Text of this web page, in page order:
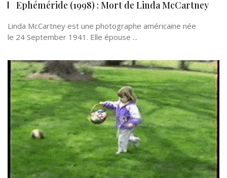
Ephéméride (1998) : Mort de Linda McCartney
Linda McCartney est une photographe américaine née
le 24 September 1941. Elle épouse ...